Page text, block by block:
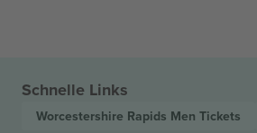
Schnelle Links
Worcestershire Rapids Men Tickets